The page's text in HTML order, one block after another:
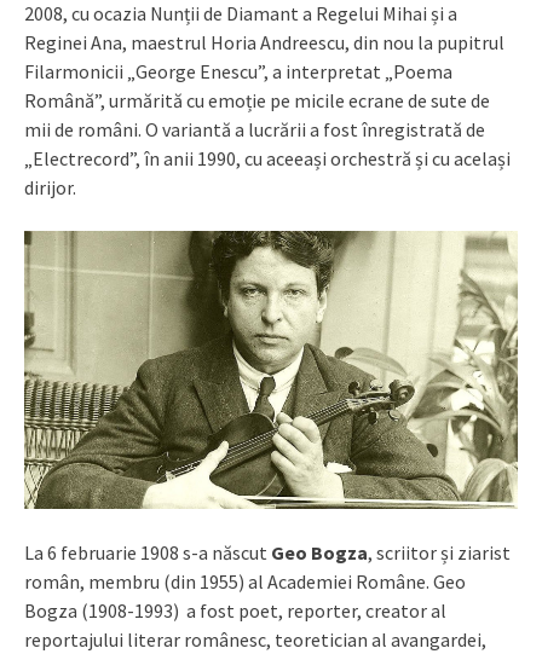
2008, cu ocazia Nunții de Diamant a Regelui Mihai și a
Reginei Ana, maestrul Horia Andreescu, din nou la pupitrul
Filarmonicii „George Enescu”, a interpretat „Poema
Română”, urmărită cu emoție pe micile ecrane de sute de
mii de români. O variantă a lucrării a fost înregistrată de
„Electrecord”, în anii 1990, cu aceeași orchestră și cu același
dirijor.
La 6 februarie 1908 s-a născut Geo Bogza, scriitor și ziarist
român, membru (din 1955) al Academiei Române. Geo
Bogza (1908-1993) a fost poet, reporter, creator al
reportajului literar românesc, teoretician al avangardei,